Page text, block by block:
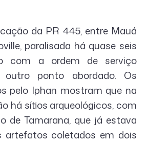
da PR 445, entre Mauá
paralisada há quase seis
com a ordem de serviço
outro ponto abordado. Os
pelo Iphan mostram que na
há sítios arqueológicos, com
de Tamarana, que já estava
artefatos coletados em dois